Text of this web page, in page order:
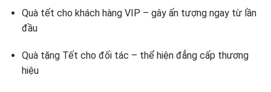
Quà tết cho khách hàng VIP – gây ấn tượng ngay từ lần
đầu
Quà tặng Tết cho đối tác – thể hiện đẳng cấp thương
hiệu